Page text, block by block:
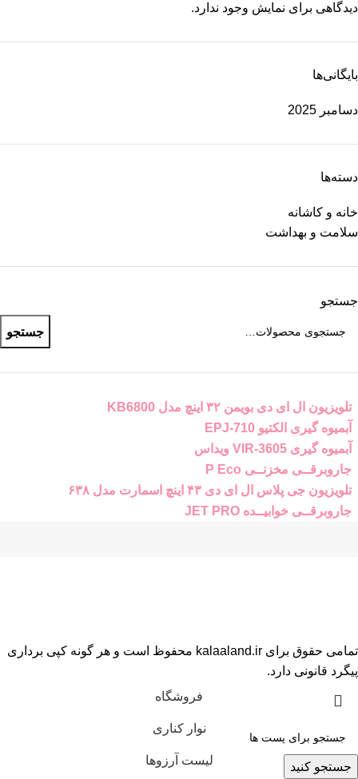
دیدگاهی برای نمایش وجود ندارد.
بایگانی‌ها
دسامبر 2025
دسته‌ها
خانه و کاشانه
سلامت و بهداشت
جستجو
جستجو
تلویزیون ال ای دی بویمن ۳۲ اینچ مدل KB6800
آبمیوه گیری الکتیو EPJ-710
آبمیوه گیری VIR-3605 ویداس
جاروبرقــی مخزنــی P Eco
تلویزیون جی پلاس ال ای دی ۴۳ اینچ اسمارت مدل ۶۳۸
جاروبرقــی خوابیــده JET PRO
تمامی حقوق برای kalaaland.ir محفوظ است و هر گونه کپی برداری
پیگرد قانونی دارد.
جستجو کنید
فروشگاه
نوار کناری
لیست آرزوها